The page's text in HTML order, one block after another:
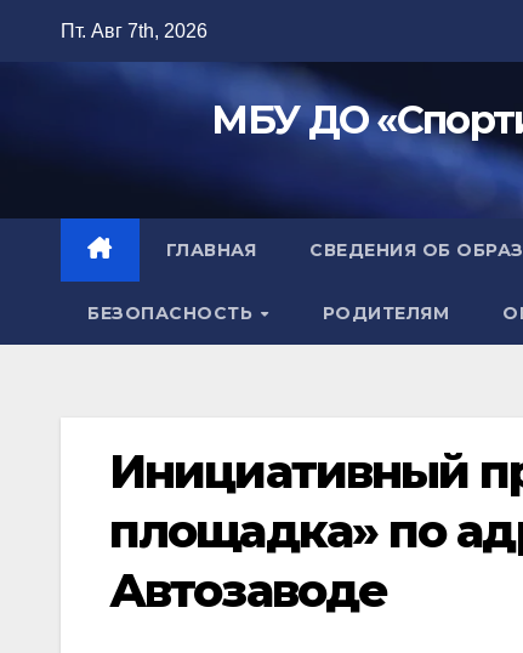
Пт. Авг 7th, 2026
МБУ ДО
ГЛАВНАЯ СВЕДЕНИЯ ОБ
БЕЗОПАСНОСТЬ РОДИТЕЛЯМ
Инициативный
площадка» по
Автозаводе